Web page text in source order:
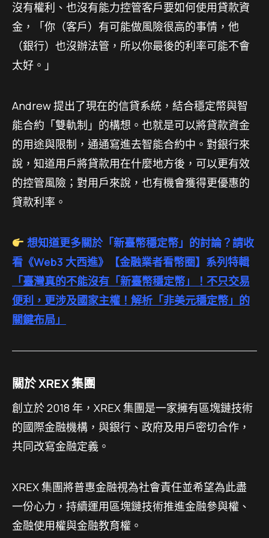
沒有權利、也沒有能力控管客戶要如何使用貸款資
金，「你（客戶）有可能做風險很高的事情，他
（銀行）也沒辦法管，所以你最後的利率可能不會
太好。」
Andrew 提出了現在的信貸系統，結合穩定幣與智
能合約「雙軌制」的構想。也就是可以將貸款資金
的用途與限制，通通寫進去智能合約中。對銀行來
說，知道用戶將貸款用在什麼地方後，可以更有效
的控管風險；對用戶來說，也有機會獲得更優惠的
貸款利率。
想知道更多關於「新臺幣穩定幣」的討論？請收
看《Web3 大西進》【金融業者看幣圈】系列特輯
「臺灣真的不能沒有「新臺幣穩定幣」！不只交易
便利，更涉及國家主權！解析「非美元穩定幣」的
關鍵布局」
關於 XREX 集團
創立於 2018 年，XREX 集團是一家擁有區塊鏈技術
的國際金融機構，與銀行、政府及用戶密切合作，
共同改寫金融定義。
XREX 集團將普惠金融視為社會責任並希望為此盡
一份心力，持續運用區塊鏈技術推進金融參與權、
金融使用權與金融教育權。